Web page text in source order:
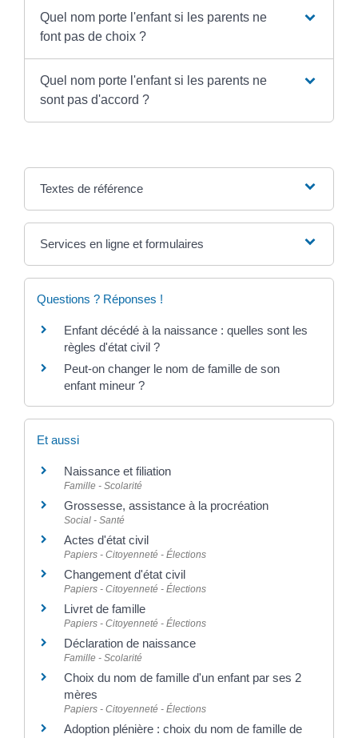
Quel nom porte l'enfant si les parents ne
font pas de choix ?
Quel nom porte l'enfant si les parents ne
sont pas d'accord ?
Textes de référence
Services en ligne et formulaires
Questions ? Réponses !
Enfant décédé à la naissance : quelles sont les
règles d'état civil ?
Peut-on changer le nom de famille de son
enfant mineur ?
Et aussi
Naissance et filiation
Famille - Scolarité
Grossesse, assistance à la procréation
Social - Santé
Actes d'état civil
Papiers - Citoyenneté - Élections
Changement d'état civil
Papiers - Citoyenneté - Élections
Livret de famille
Papiers - Citoyenneté - Élections
Déclaration de naissance
Famille - Scolarité
Choix du nom de famille d'un enfant par ses 2
mères
Papiers - Citoyenneté - Élections
Adoption plénière : choix du nom de famille de